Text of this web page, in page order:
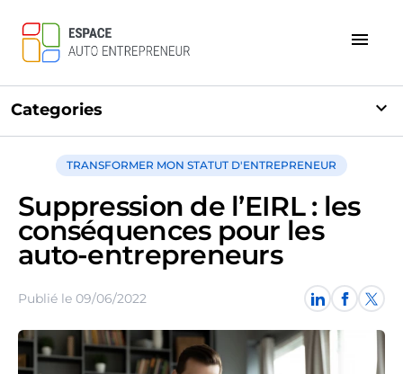
menu
Categories expand_more
TRANSFORMER MON STATUT D'ENTREPRENEUR
Suppression de l’EIRL : les
conséquences pour les
auto-entrepreneurs
Publié le 09/06/2022